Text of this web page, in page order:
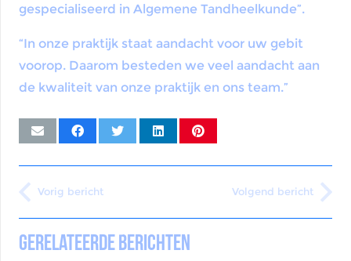
gespecialiseerd in Algemene Tandheelkunde”.
“In onze praktijk staat aandacht voor uw gebit
voorop. Daarom besteden we veel aandacht aan
de kwaliteit van onze praktijk en ons team.”
Vorig bericht Volgend bericht
Gerelateerde berichten